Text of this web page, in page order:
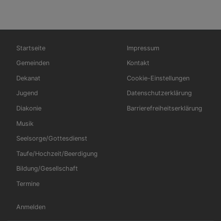
Startseite
Gemeinden
Dekanat
Jugend
Diakonie
Musik
Seelsorge/Gottesdienst
Taufe/Hochzeit/Beerdigung
Bildung/Gesellschaft
Termine
Impressum
Kontakt
Cookie-Einstellungen
Datenschutzerklärung
Barrierefreiheitserklärung
Anmelden